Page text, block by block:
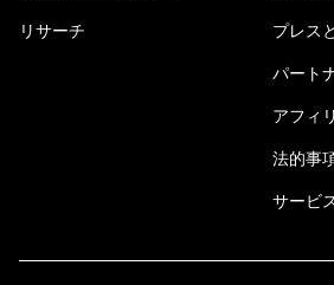
リサーチ プレス
パート
アフィ
法的事
サービ